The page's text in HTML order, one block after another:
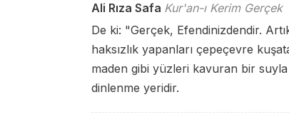
Ali Rıza Safa Kur'an-ı Kerim Gerçek
De ki: "Gerçek, Efendinizdendir.
haksızlık yapanları çepeçevre
maden gibi yüzleri kavuran bir
dinlenme yeridir.